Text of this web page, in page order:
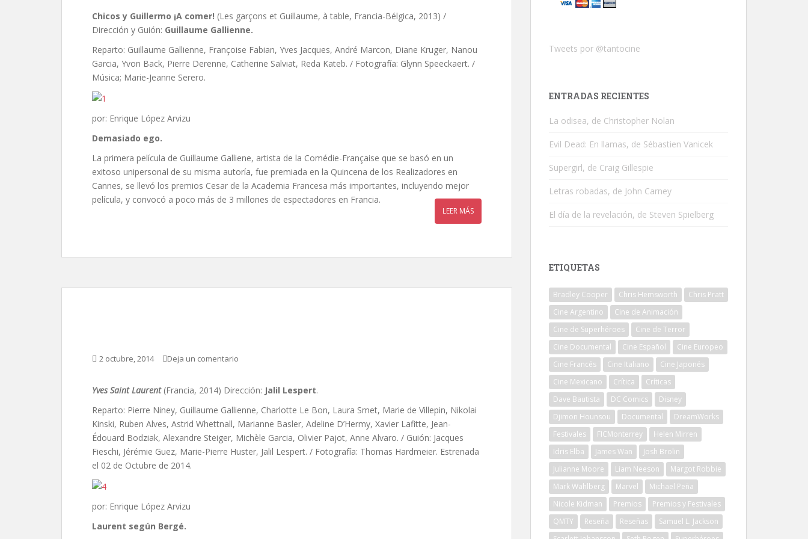
Chicos y Guillermo ¡A comer! (Les garçons et Guillaume, à table, Francia-Bélgica, 2013) /
Dirección y Guión: Guillaume Gallienne.
Reparto: Guillaume Gallienne, Françoise Fabian, Yves Jacques, André Marcon, Diane Kruger, Nanou
Garcia, Yvon Back, Pierre Derenne, Catherine Salviat, Reda Kateb. / Fotografía: Glynn Speeckaert. /
Música; Marie-Jeanne Serero.
por: Enrique López Arvizu
Demasiado ego.
La primera película de Guillaume Galliene, artista de la Comédie-Française que se basó en un
exitoso unipersonal de su misma autoría, fue premiada en la Quincena de los Realizadores en
Cannes, se llevó los premios Cesar de la Academia Francesa más importantes, incluyendo mejor
película, y convocó a poco más de 3 millones de espectadores en Francia.
LEER MÁS
2 octubre, 2014 Deja un comentario
Yves Saint Laurent(Francia, 2014) Dirección: Jalil Lespert.
Reparto: Pierre Niney, Guillaume Gallienne, Charlotte Le Bon, Laura Smet, Marie de Villepin, Nikolai
Kinski, Ruben Alves, Astrid Whettnall, Marianne Basler, Adeline D’Hermy, Xavier Lafitte, Jean-
Édouard Bodziak, Alexandre Steiger, Michèle Garcia, Olivier Pajot, Anne Alvaro. / Guión: Jacques
Fieschi, Jérémie Guez, Marie-Pierre Huster, Jalil Lespert. / Fotografía: Thomas Hardmeier. Estrenada
el 02 de Octubre de 2014.
por: Enrique López Arvizu
Laurent según Bergé.
Tweets por @tantocine
ENTRADAS RECIENTES
La odisea, de Christopher Nolan
Evil Dead: En llamas, de Sébastien Vanicek
Supergirl, de Craig Gillespie
Letras robadas, de John Carney
El día de la revelación, de Steven Spielberg
ETIQUETAS
Bradley Cooper Chris Hemsworth
Chris Pratt
Cine Argentino
Cine de Animación
Cine de Superhéroes
Cine de Terror
Cine Documental
Cine Español
Cine Europeo
Cine Francés
Cine Italiano
Cine Japonés
Cine Mexicano
Crítica
Críticas
Dave Bautista
DC Comics
Disney
Djimon Hounsou
Documental
DreamWorks
Festivales
FICMonterrey
Helen Mirren
Idris Elba
James Wan
Josh Brolin
Julianne Moore
Liam Neeson
Margot Robbie
Mark Wahlberg
Marvel
Michael Peña
Nicole Kidman
Premios
Premios y Festivales
QMTY
Reseña Reseñas
Samuel L. Jackson